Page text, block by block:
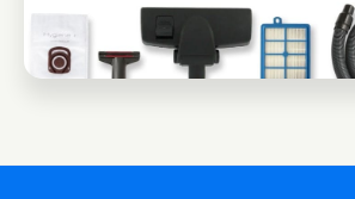
MIELE
MIELE S126
MIELE
MIELE S127
MIELE
MIELE S129